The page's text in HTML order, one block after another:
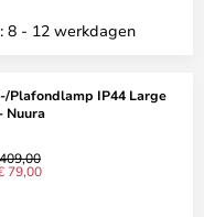
8 - 12 werkdagen
Plafondlamp IP44 Large
Nuura
79,00